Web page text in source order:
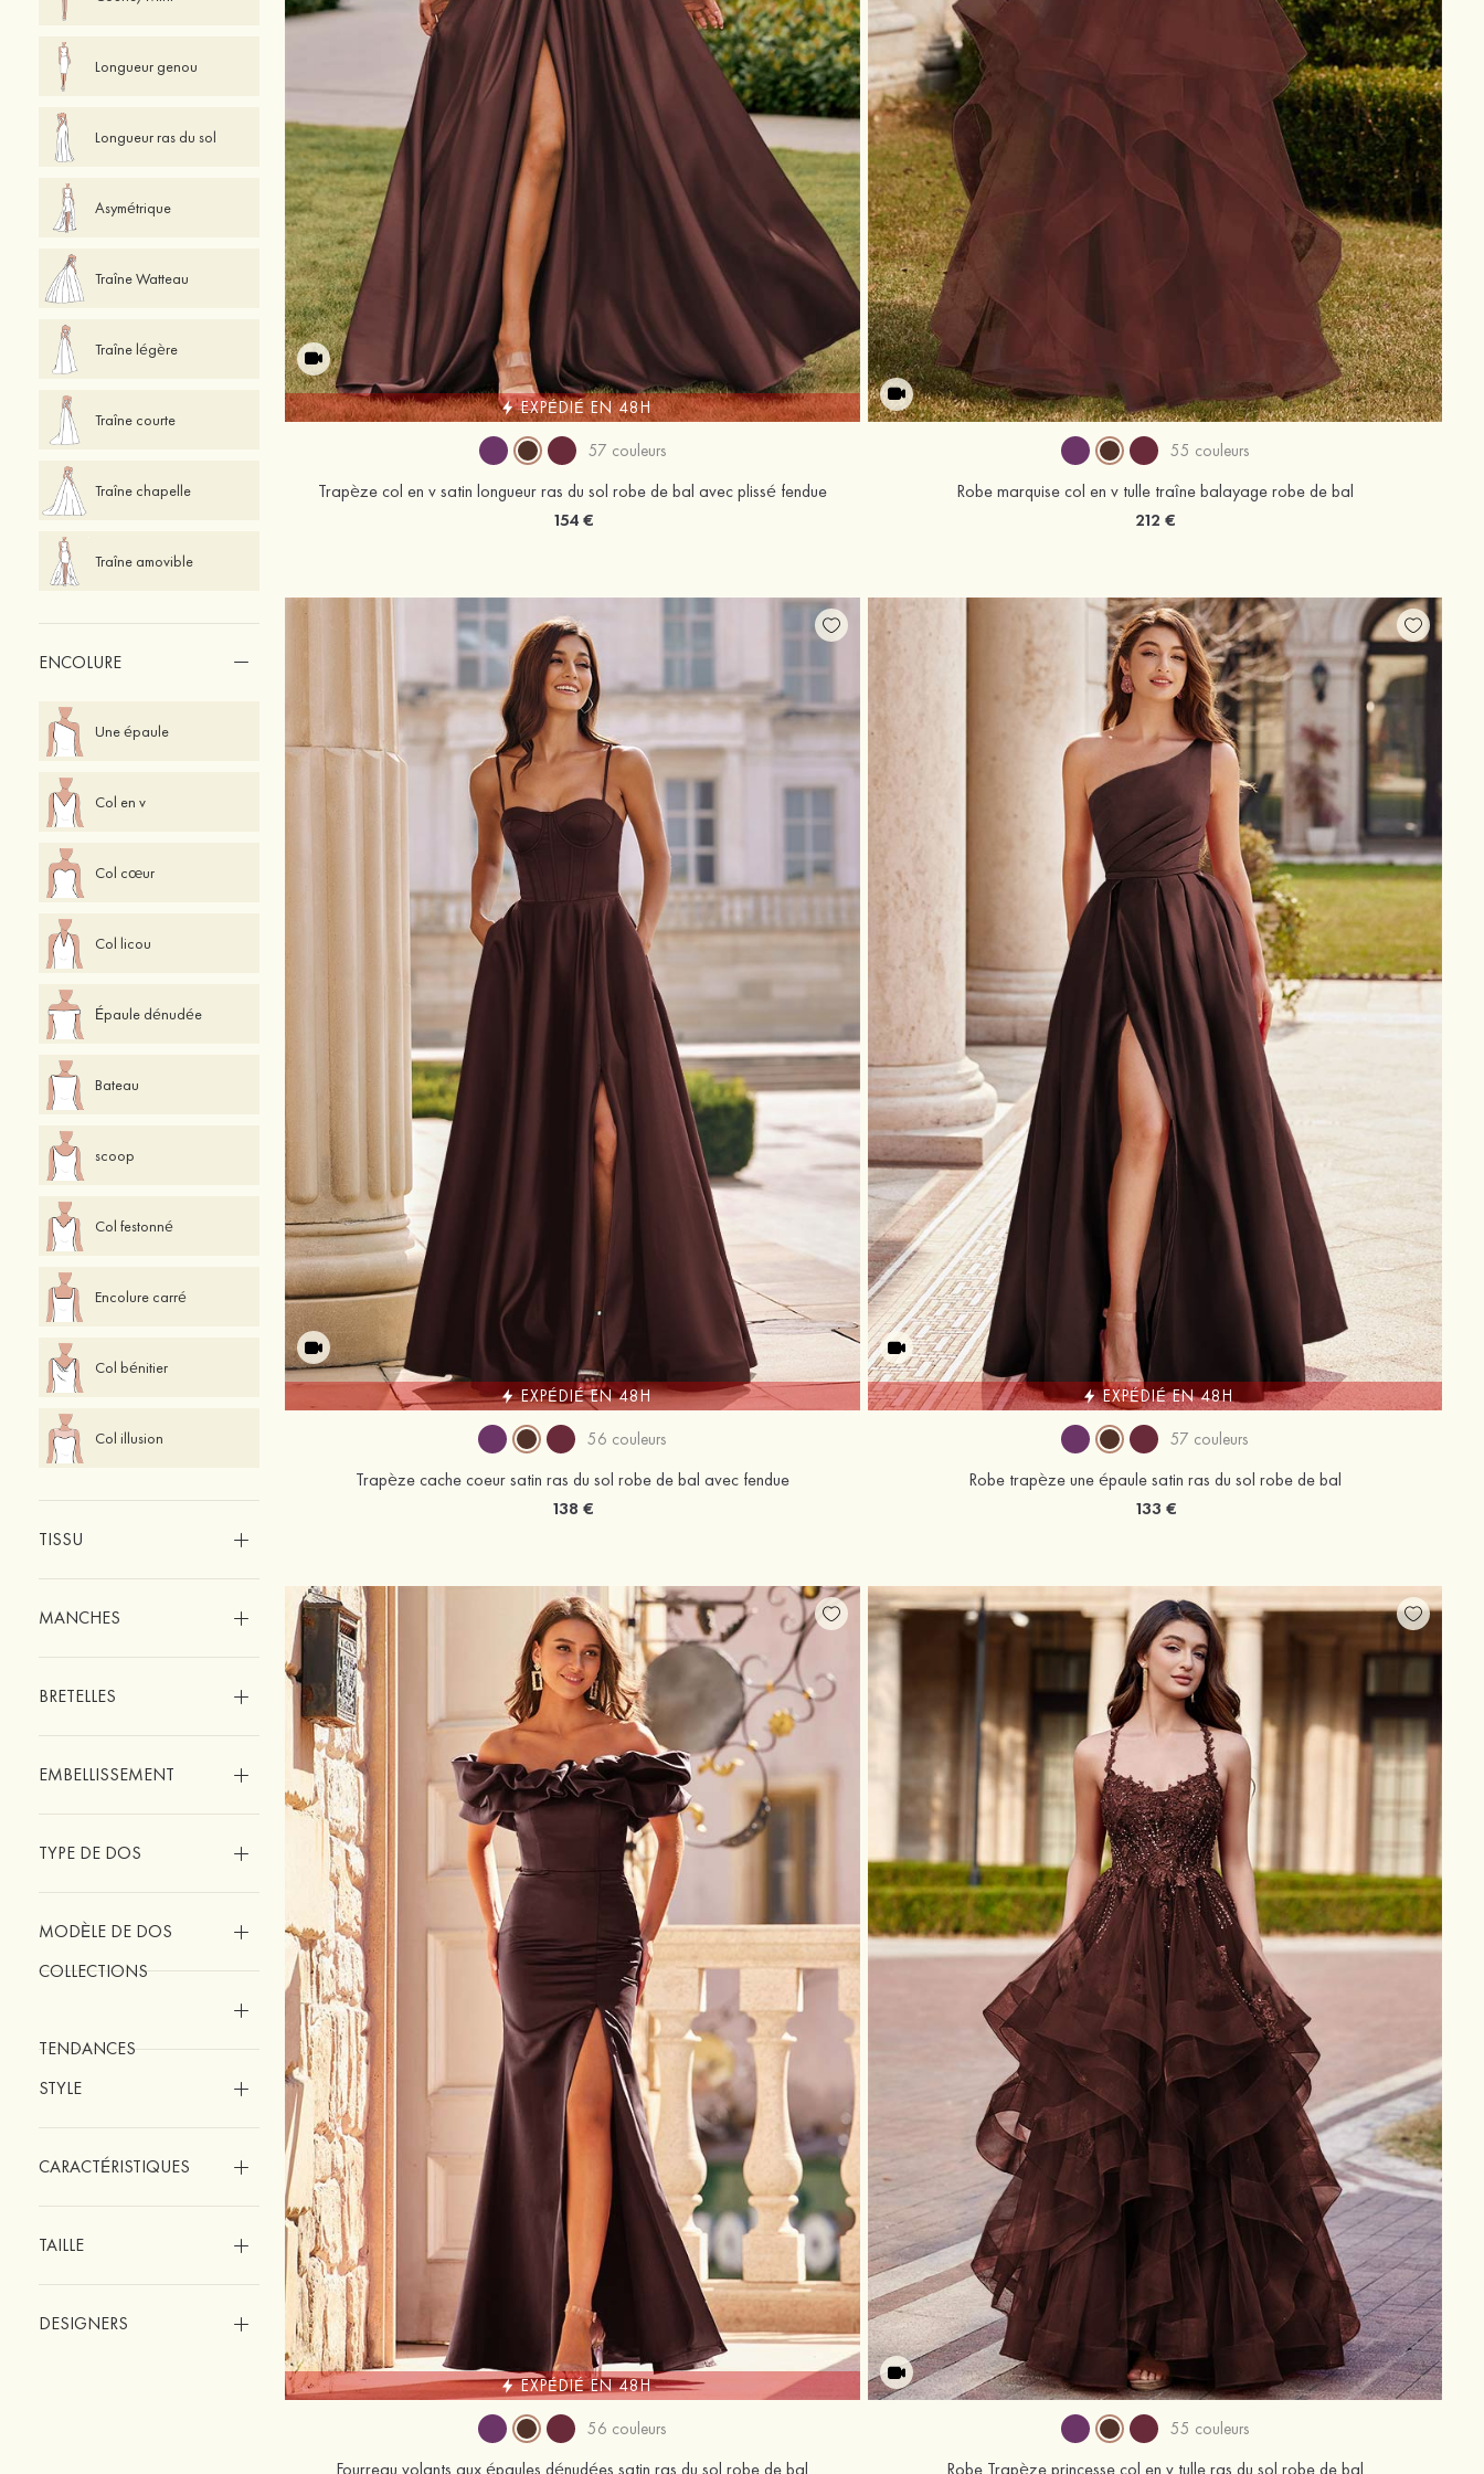
Longueur genou
Longueur ras du sol
Asymétrique
Traîne Watteau
Traîne légère
Traîne courte
Traîne chapelle
Traîne amovible
ENCOLURE
Une épaule
Col en v
Col cœur
Col licou
Épaule dénudée
Bateau
scoop
Col festonné
Encolure carré
Col bénitier
Col illusion
TISSU
MANCHES
BRETELLES
EMBELLISSEMENT
TYPE DE DOS
MODÈLE DE DOS
COLLECTIONS
TENDANCES
STYLE
CARACTÉRISTIQUES
TAILLE
DESIGNERS
EXPÉDIÉ EN 48H
57 couleurs
Trapèze col en v satin longueur ras du sol robe de bal avec plissé fendue
154 €
55 couleurs
Robe marquise col en v tulle traîne balayage robe de bal
212 €
EXPÉDIÉ EN 48H
56 couleurs
Trapèze cache coeur satin ras du sol robe de bal avec fendue
138 €
EXPÉDIÉ EN 48H
57 couleurs
Robe trapèze une épaule satin ras du sol robe de bal
133 €
EXPÉDIÉ EN 48H
56 couleurs
Fourreau volants aux épaules dénudées satin ras du sol robe de bal
55 couleurs
Robe Trapèze princesse col en v tulle ras du sol robe de bal